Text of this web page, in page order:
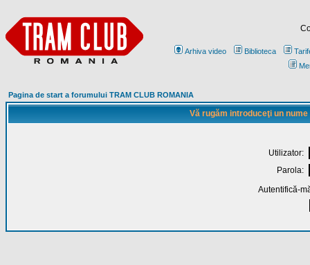
Arhiva video Biblioteca
Pagina de start a forumului TRAM CLUB ROMANIA
Vă rugăm introduceţi un
Utilizator:
Parola:
Autentifică-